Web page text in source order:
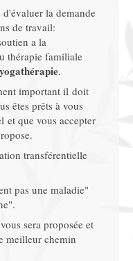
la demande
de travail:
a la
thérapie familiale
yogathérapie.
important il doit
êtes prêts à vous
et que vous accepter
transférentielle
pas une maladie"
sera proposée et
meilleur chemin